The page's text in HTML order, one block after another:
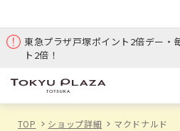
東急プラザ戸塚ポイント2倍デー・
ト2倍！
TOP ショップ詳細 マクドナルド